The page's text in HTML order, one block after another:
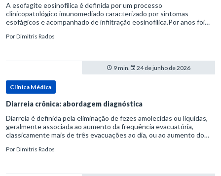
A esofagite eosinofílica é definida por um processo
clinicopatológico imunomediado caracterizado por sintomas
esofágicos e acompanhado de infiltração eosinofílica.Por anos foi
refluxo gastr
PorDimitris Rados
9 min. 24 de junho de 2026
Clínica Médica
Diarreia crônica: abordagem diagnóstica
Diarreia é definida pela eliminação de fezes amolecidas ou líquidas,
geralmente associada ao aumento da frequência evacuatória,
classicamente mais de três evacuações ao dia, ou ao aumento do
PorDimitris Rados